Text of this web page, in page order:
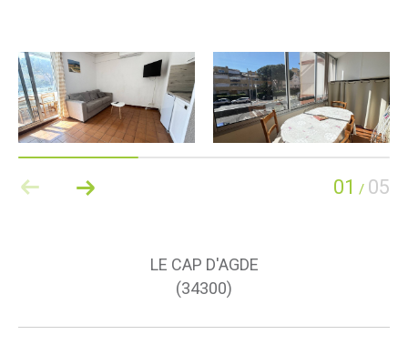
01 / 05
LE CAP D'AGDE
(34300)